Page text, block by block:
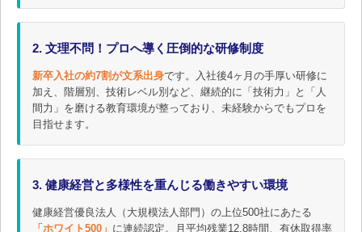
2. 文理不問！プロへ導く圧倒的な研修制度
新卒入社の約7割が文系出身です。入社後4ヶ月の手厚い研修に
加え、階層別、技術レベル別など、継続的に「技術力」と「人
間力」を磨ける教育環境が整っており、未経験からでもプロを
目指せます。
3. 健康経営と多様性を重んじる働きやすい環境
健康経営優良法人（大規模法人部門）の上位500社にあたる
「ホワイト500」 に連続認定。月平均残業12.8時間、有休取得率